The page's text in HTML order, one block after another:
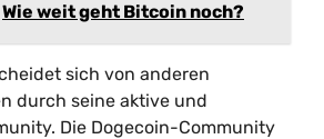
Wie weit geht Bitcoin noch?
sich von anderen
durch seine aktive und
Die Dogecoin-Community